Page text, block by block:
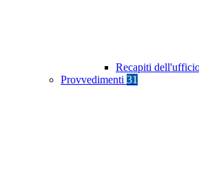
Recapiti
Provvedimenti 31